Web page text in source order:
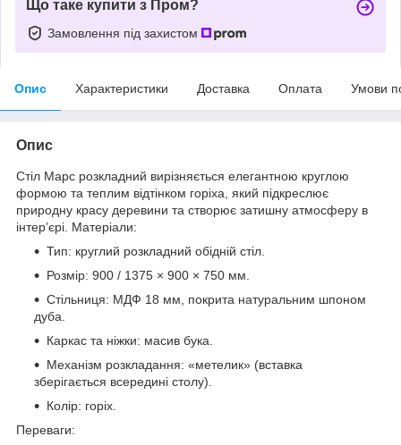
Що таке купити з Пром?
Замовлення під захистом
Опис Характеристики Доставка Оплата Умови
Опис
Стіл Марс розкладний вирізняється елегантною круглою
формою та теплим відтінком горіха, який підкреслює
природну красу деревини та створює затишну атмосферу в
інтер’єрі. Матеріали:
Тип: круглий розкладний обідній стіл.
Розмір: 900 / 1375 × 900 × 750 мм.
Стільниця: МДФ 18 мм, покрита натуральним шпоном
дуба.
Каркас та ніжки: масив бука.
Механізм розкладання: «метелик» (вставка
зберігається всередині столу).
Колір: горіх.
Переваги: